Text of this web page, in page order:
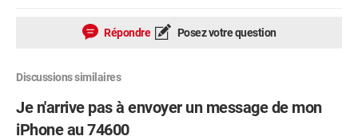
Répondre Posez votre question
Discussions similaires
Je n'arrive pas à envoyer un message de mon
iPhone au 74600